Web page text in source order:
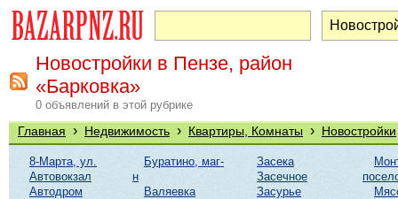
Новостройки в Пензе, район
«Барковка»
0 объявлений в этой рубрике
Главная › Недвижимость › Квартиры, Комнаты › Новостройки
8-Марта, ул.
Автовокзал
Автодром
Буратино, маг-
н
Валяевка
Засека
Засечное
Засурье